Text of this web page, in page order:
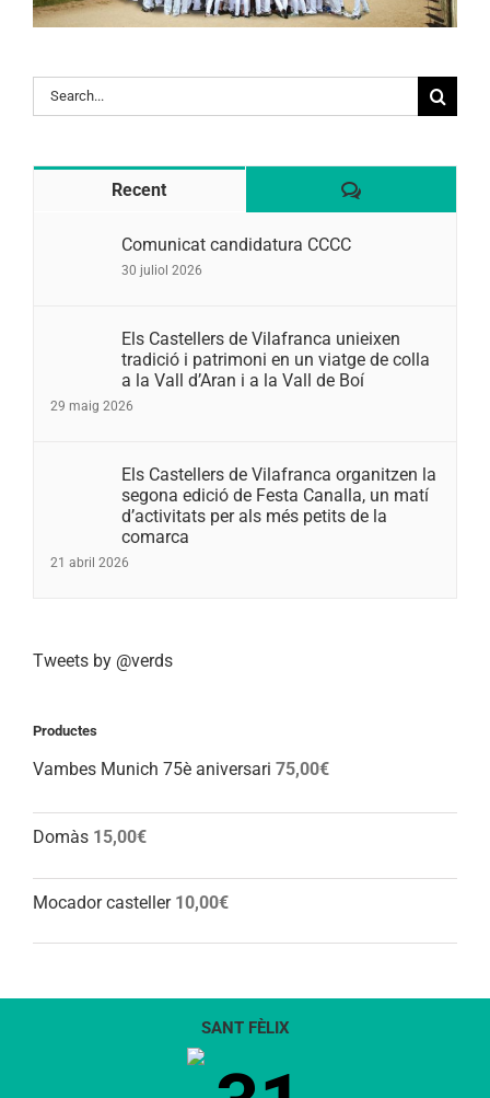
Search
for:
Recent Comentaris
Comunicat candidatura CCCC
30 juliol 2026
Els Castellers de Vilafranca unieixen
tradició i patrimoni en un viatge de colla
a la Vall d’Aran i a la Vall de Boí
29 maig 2026
Els Castellers de Vilafranca organitzen la
segona edició de Festa Canalla, un matí
d’activitats per als més petits de la
comarca
21 abril 2026
Tweets by @verds
Productes
Vambes Munich 75è aniversari 75,00€
Domàs 15,00€
Mocador casteller 10,00€
SANT FÈLIX